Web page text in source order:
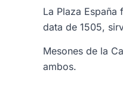
La Plaza
data de 1505,
Mesones de la
ambos.